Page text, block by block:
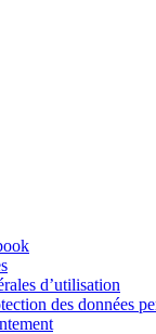
d’utilisation
des données